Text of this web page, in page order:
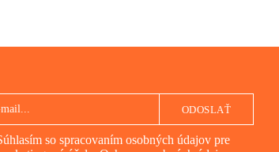
so spracovaním osobných údajov pre
ODOSLAŤ